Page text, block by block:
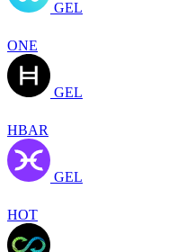
GEL
ONE
GEL
HBAR
GEL
HOT